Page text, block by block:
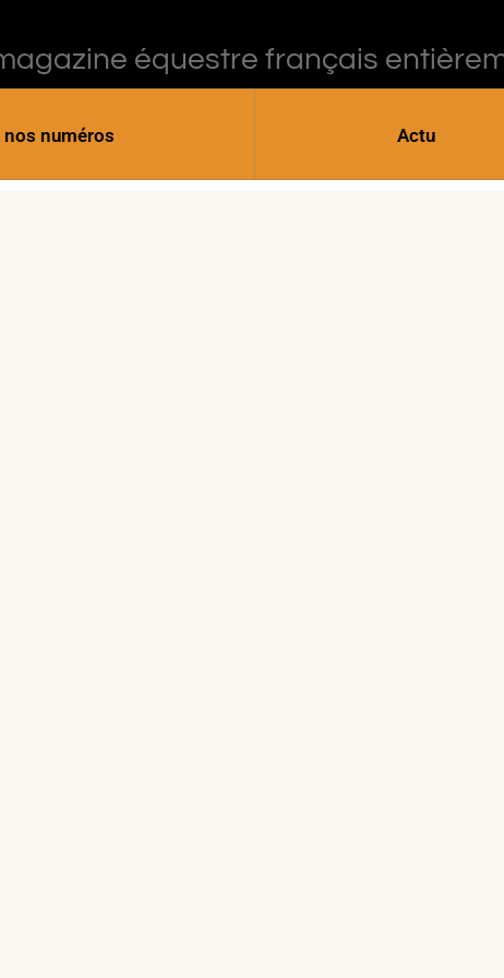
équestre français
nos numéros Actu